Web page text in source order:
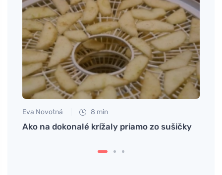
Eva Novotná 8 min
Ako na dokonalé krížaly priamo zo sušičky